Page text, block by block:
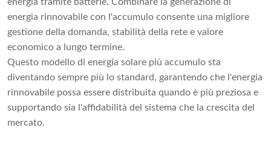
energia rinnovabile con l'accumulo consente una migliore
gestione della domanda, stabilità della rete e valore
economico a lungo termine.
Questo modello di energia solare più accumulo sta
diventando sempre più lo standard, garantendo che l'energia
rinnovabile possa essere distribuita quando è più preziosa e
supportando sia l'affidabilità del sistema che la crescita del
mercato.